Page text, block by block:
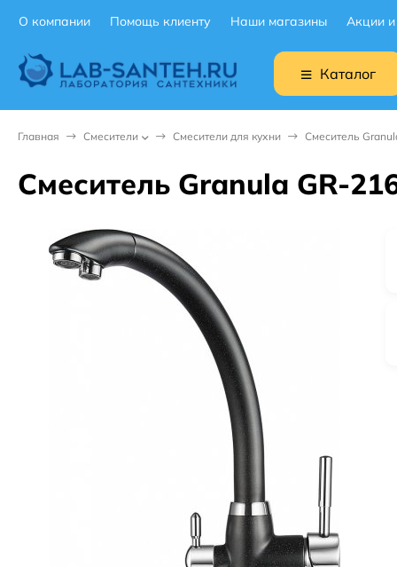
О компании Помощь клиенту Наши магазины Акции
Каталог
Главная Смесители Смесители для кухни Смеситель
Смеситель Granula GR-